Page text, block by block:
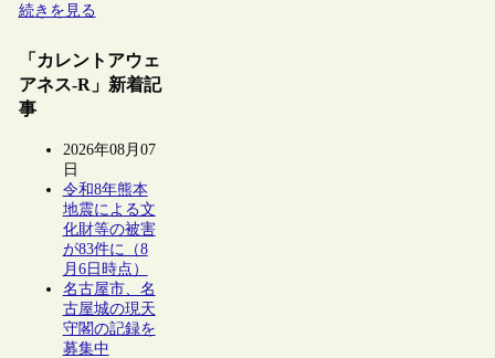
続きを見る
「カレントアウェ
アネス-R」新着記
事
2026年08月07
日
令和8年熊本
地震による文
化財等の被害
が83件に（8
月6日時点）
名古屋市、名
古屋城の現天
守閣の記録を
募集中